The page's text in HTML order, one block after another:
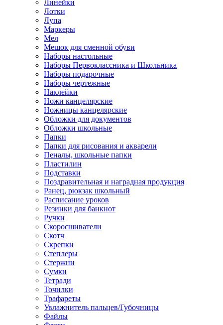
Линейки
Лотки
Лупа
Маркеры
Мел
Мешок для сменной обуви
Наборы настольные
Наборы Первоклассника и Школьника
Наборы подарочные
Наборы чертежные
Наклейки
Ножи канцелярские
Ножницы канцелярские
Обложки для документов
Обложки школьные
Папки
Папки для рисования и акварели
Пеналы, школьные папки
Пластилин
Подставки
Поздравительная и наградная продукция
Ранец, рюкзак школьный
Расписание уроков
Резинки для банкнот
Ручки
Скоросшиватели
Скотч
Скрепки
Степлеры
Стержни
Сумки
Тетради
Точилки
Трафареты
Увлажнитель пальцев/Губочницы
Файлы